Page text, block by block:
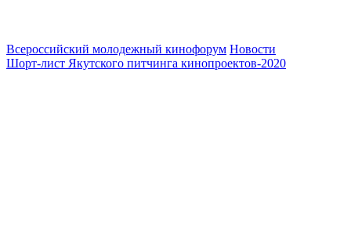
Всероссийский молодежный кинофорум Новости
Шорт-лист Якутского питчинга кинопроектов-2020